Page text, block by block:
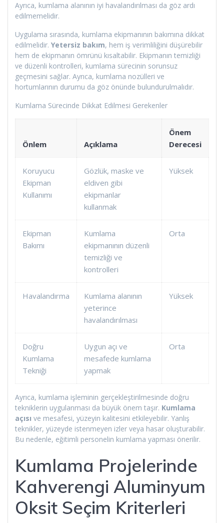
Ayrıca, kumlama alanının iyi havalandırılması da göz ardı
edilmemelidir.
Uygulama sırasında, kumlama ekipmanının bakımına dikkat
edilmelidir. Yetersiz bakım, hem iş verimliliğini düşürebilir
hem de ekipmanın ömrünü kısaltabilir. Ekipmanın temizliği
ve düzenli kontrolleri, kumlama sürecinin sorunsuz
geçmesini sağlar. Ayrıca, kumlama nozülleri ve
hortumlarının durumu da göz önünde bulundurulmalıdır.
Kumlama Sürecinde Dikkat Edilmesi Gerekenler
Önlem Açıklama
Önem
Derecesi
Koruyucu
Ekipman
Kullanımı
Gözlük, maske ve
eldiven gibi
ekipmanlar
kullanmak
Yüksek
Ekipman
Bakımı
Kumlama
ekipmanının düzenli
temizliği ve
kontrolleri
Orta
Havalandırma
Kumlama alanının
yeterince
havalandırılması
Yüksek
Doğru
Kumlama
Tekniği
Uygun açı ve
mesafede kumlama
yapmak
Orta
Ayrıca, kumlama işleminin gerçekleştirilmesinde doğru
tekniklerin uygulanması da büyük önem taşır. Kumlama
açısı ve mesafesi, yüzeyin kalitesini etkileyebilir. Yanlış
teknikler, yüzeyde istenmeyen izler veya hasar oluşturabilir.
Bu nedenle, eğitimli personelin kumlama yapması önerilir.
Kumlama Projelerinde
Kahverengi Aluminyum
Oksit Seçim Kriterleri